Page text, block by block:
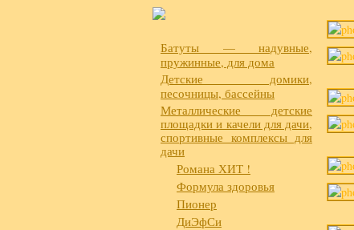
Батуты — надувные,
пружинные, для дома
Детские домики,
песочницы, бассейны
Металлические детские
площадки и качели для дачи,
спортивные комплексы для
дачи
Романа ХИТ !
Формула здоровья
Пионер
ДиЭфСи